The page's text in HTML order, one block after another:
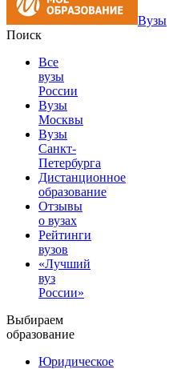
Вузы
Поиск
Все
вузы
России
Вузы
Москвы
Вузы
Санкт-
Петербурга
Дистанционное
образование
Отзывы
о вузах
Рейтинги
вузов
«Лучший
вуз
России»
Выбираем
образование
Юридическое